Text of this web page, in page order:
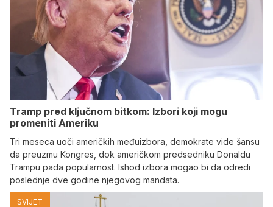
Tramp pred ključnom bitkom: Izbori koji mogu
promeniti Ameriku
Tri meseca uoči američkih međuizbora, demokrate vide šansu
da preuzmu Kongres, dok američkom predsedniku Donaldu
Trampu pada popularnost. Ishod izbora mogao bi da odredi
poslednje dve godine njegovog mandata.
SVIJET